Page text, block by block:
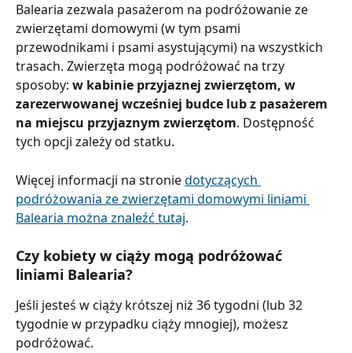
Balearia zezwala pasażerom na podróżowanie ze
zwierzętami domowymi (w tym psami
przewodnikami i psami asystującymi) na wszystkich
trasach. Zwierzęta mogą podróżować na trzy
sposoby: w kabinie przyjaznej zwierzętom, w
zarezerwowanej wcześniej budce lub z pasażerem
na miejscu przyjaznym zwierzętom. Dostępność
tych opcji zależy od statku.
Więcej informacji na stronie dotyczących
podróżowania ze zwierzętami domowymi liniami
Balearia można znaleźć tutaj.
Czy kobiety w ciąży mogą podróżować
liniami Balearia?
Jeśli jesteś w ciąży krótszej niż 36 tygodni (lub 32
tygodnie w przypadku ciąży mnogiej), możesz
podróżować.